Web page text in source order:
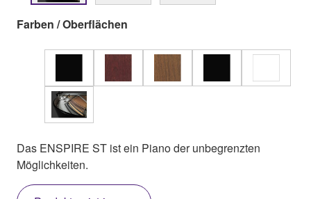
Farben / Oberflächen
Das ENSPIRE ST ist ein Piano der unbegrenzten
Möglichkeiten.